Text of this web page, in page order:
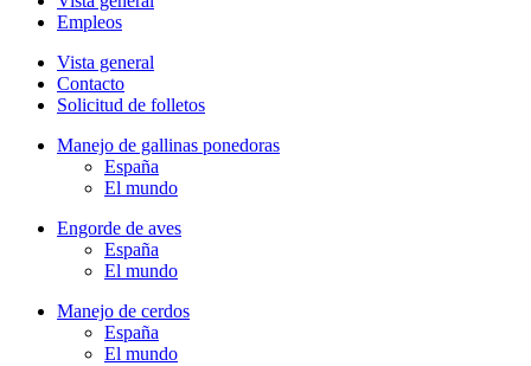
Empleos
Vista general
Contacto
Solicitud de folletos
Manejo de gallinas ponedoras
España
El mundo
Engorde de aves
España
El mundo
Manejo de cerdos
España
El mundo